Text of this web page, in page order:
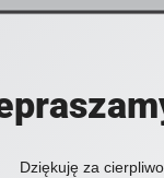
Dziękuję za